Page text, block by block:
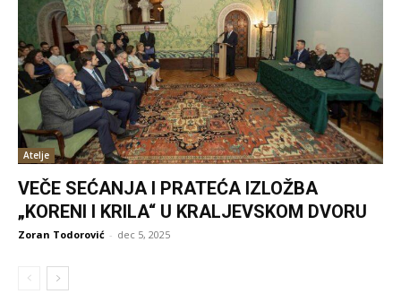
Atelje
VEČE SEĆANJA I PRATEĆA IZLOŽBA
„KORENI I KRILA“ U KRALJEVSKOM DVORU
Zoran Todorović - dec 5, 2025